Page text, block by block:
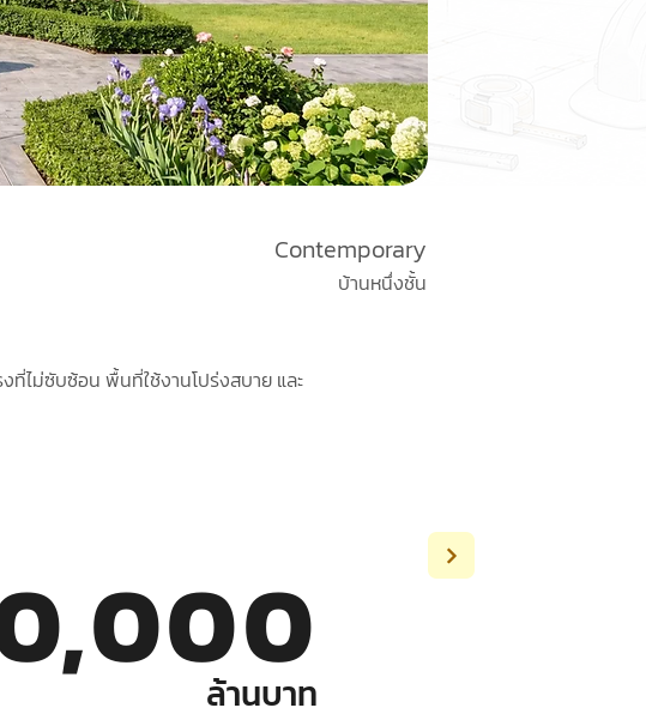
Contemporary
บ้านหนึ่งชั้น
ที่ไม่ซับซ้อน พื้นที่ใช้งานโปร่งสบาย และ
ล้านบาท